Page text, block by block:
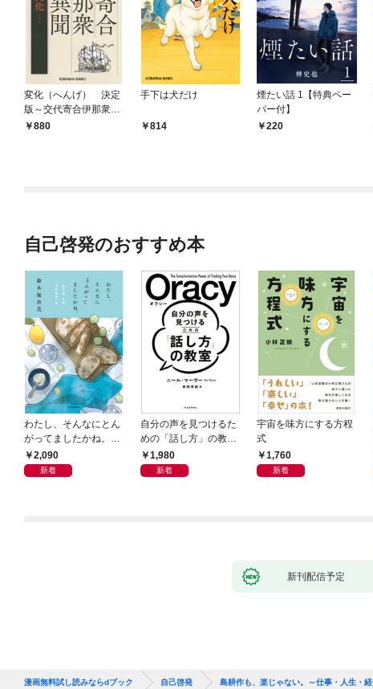
変化（へんげ） 決定
版～交代寄合伊那衆異
聞（1）～
880
手下は犬だけ
814
煙たい話 1【特典ペー
パー付】
220
自己啓発のおすすめ本
わたし、そんなにとん
がってましたかね。
獅子座、Ａ型、丙午は
めぐる
2,090
新着
自分の声を見つけるた
めの「話し方」の教
室 Ｏｒａｃｙ（オラ
シー）
1,980
新着
宇宙を味方にする方程
式
1,760
新着
新刊配信予定
漫画無料試し読みならdブック 自己啓発 島耕作も、楽じゃない。～仕事・人生・